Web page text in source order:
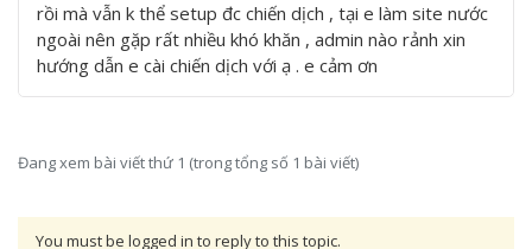
rồi mà vẫn k thể setup đc chiến dịch , tại e làm site nước
ngoài nên gặp rất nhiều khó khăn , admin nào rảnh xin
hướng dẫn e cài chiến dịch với ạ . e cảm ơn
Đang xem bài viết thứ 1 (trong tổng số 1 bài viết)
You must be logged in to reply to this topic.